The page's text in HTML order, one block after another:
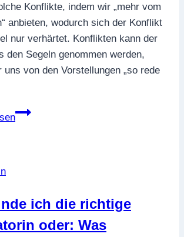
Konflikte, indem wir „mehr vom
anbieten, wodurch sich der Konflikt
nur verhärtet. Konflikten kann der
den Segeln genommen werden,
uns von den Vorstellungen „so rede
Die
Satir:
Kommuni­
ich die richtige
oder: Was